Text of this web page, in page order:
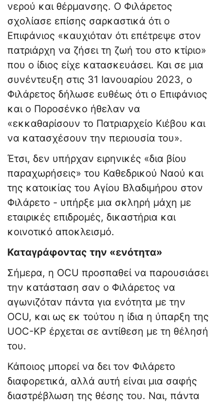
νερού και θέρμανσης. Ο Φιλάρετος
σχολίασε επίσης σαρκαστικά ότι ο
Επιφάνιος «καυχιόταν ότι επέτρεψε στον
πατριάρχη να ζήσει τη ζωή του στο κτίριο»
που ο ίδιος είχε κατασκευάσει. Και σε μια
συνέντευξη στις 31 Ιανουαρίου 2023, ο
Φιλάρετος δήλωσε ευθέως ότι ο Επιφάνιος
και ο Ποροσένκο ήθελαν να
«εκκαθαρίσουν το Πατριαρχείο Κιέβου και
να κατασχέσουν την περιουσία του».
Έτσι, δεν υπήρχαν ειρηνικές «δια βίου
παραχωρήσεις» του Καθεδρικού Ναού και
της κατοικίας του Αγίου Βλαδιμήρου στον
Φιλάρετο - υπήρξε μια σκληρή μάχη με
εταιρικές επιδρομές, δικαστήρια και
κοινοτικό αποκλεισμό.
Καταγράφοντας την «ενότητα»
Σήμερα, η OCU προσπαθεί να παρουσιάσει
την κατάσταση σαν ο Φιλάρετος να
αγωνιζόταν πάντα για ενότητα με την
OCU, και ως εκ τούτου η ίδια η ύπαρξη της
UOC-KP έρχεται σε αντίθεση με τη θέλησή
του.
Κάποιος μπορεί να δει τον Φιλάρετο
διαφορετικά, αλλά αυτή είναι μια σαφής
διαστρέβλωση της θέσης του. Ναι, πάντα